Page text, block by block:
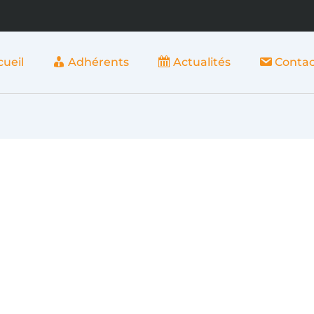
Adhérents Actualités